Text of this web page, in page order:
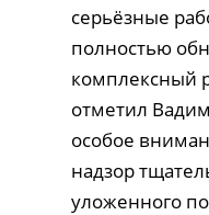
серьёзные
полностью
комплексный
отметил
особое
надзор
уложенного